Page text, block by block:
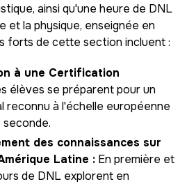
ainsi qu'une heure de DNL
et la physique, enseignée en
forts de cette section incluent :
à une Certification
élèves se préparent pour un
reconnu à l'échelle européenne
seconde.
des connaissances sur
Latine : En première et
de DNL explorent en